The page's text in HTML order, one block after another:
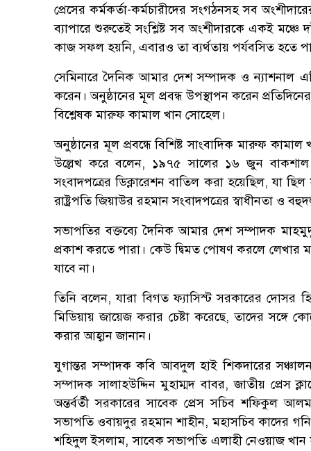
প্রেসের কর্মকর্তা-কর্মচারীদের সংগঠনসহ সব
ব্যাপারে শুরুতেই সংশ্লিষ্ট সব অংশীদারকে একই
কাজ সফল হয়নি, এবারও তা ব্যর্থতায় পর্যবসিত হতে
সেমিনারে দৈনিক আমার দেশ সম্পাদক ও ন্যাশনাল
করেন। অনুষ্ঠানের মূল প্রবন্ধ উপস্থাপন করেন
বিশ্লেষক মারুফ কামাল খান সোহেল।
অনুষ্ঠানের মূল প্রবন্ধে বিশিষ্ট সাংবাদিক মারুফ কামাল
উল্লেখ করে বলেন, ১৯৭৫ সালের ১৬ জুন বাকশাল
সংবাদপত্রের ডিক্লারেশন বাতিল করা হয়েছিল, যা
রাষ্ট্রপতি জিয়াউর রহমান সংবাদপত্রের স্বাধীনতা ও
সভাপতির বক্তব্যে দৈনিক আমার দেশ সম্পাদক
প্রকাশ করতে পারা। কেউ দ্বিমত পোষণ করলে লেখার
যাবে না।
তিনি বলেন, যারা বিগত ফ্যাসিস্ট সরকারের দোসর
মিডিয়ায় জায়েজ করার চেষ্টা করেছে, তাদের
করার আহ্বান জানান।
যুগান্তর সম্পাদক কবি আবদুল হাই শিকদারের
সম্পাদক সালাহউদ্দিন মুহাম্মদ বাবর, জাতীয় প্রেস
অন্তর্বর্তী সরকারের সাবেক প্রেস সচিব শফিকুল
সভাপতি ওবায়দুর রহমান শাহীন, মহাসচিব কাদের
শহিদুল ইসলাম, সাবেক সভাপতি এলাহী নেওয়াজ